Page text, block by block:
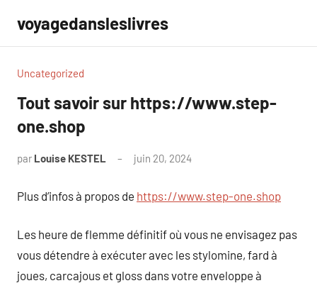
contenu
voyagedansleslivres
Uncategorized
Tout savoir sur https://www.step-
one.shop
par Louise KESTEL juin 20, 2024
Plus d’infos à propos de https://www.step-one.shop
Les heure de flemme définitif où vous ne envisagez pas
vous détendre à exécuter avec les stylomine, fard à
joues, carcajous et gloss dans votre enveloppe à